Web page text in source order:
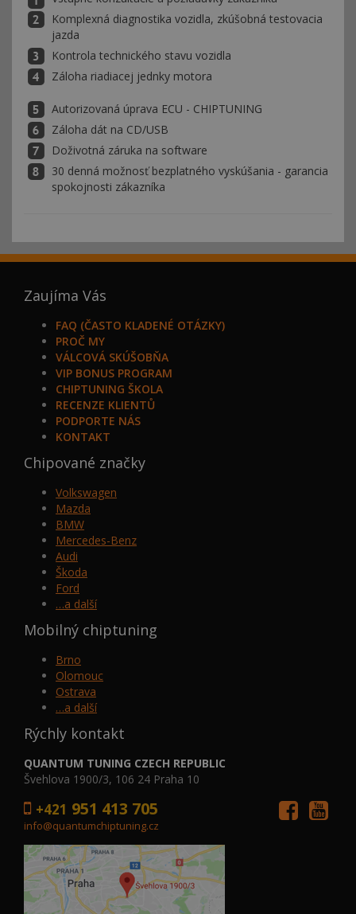
Komplexná diagnostika vozidla, zkúšobná testovacia
jazda
Kontrola technického stavu vozidla
Záloha riadiacej jednky motora
Autorizovaná úprava ECU - CHIPTUNING
Záloha dát na CD/USB
Doživotná záruka na software
30 denná možnosť bezplatného vyskúšania - garancia
spokojnosti zákazníka
Zaujíma Vás
FAQ (ČASTO KLADENÉ OTÁZKY)
PROČ MY
VÁLCOVÁ SKÚŠOBŇA
VIP BONUS PROGRAM
CHIPTUNING ŠKOLA
RECENZE KLIENTŮ
PODPORTE NÁS
KONTAKT
Chipované značky
Volkswagen
Mazda
BMW
Mercedes-Benz
Audi
Škoda
Ford
…a další
Mobilný chiptuning
Brno
Olomouc
Ostrava
…a další
Rýchly kontakt
QUANTUM TUNING CZECH REPUBLIC
Švehlova 1900/3, 106 24 Praha 10
+421 951 413 705
info@quantumchiptuning.cz